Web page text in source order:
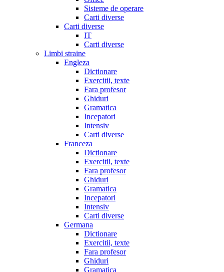
Sisteme de operare
Carti diverse
Carti diverse
IT
Carti diverse
Limbi straine
Engleza
Dictionare
Exercitii, texte
Fara profesor
Ghiduri
Gramatica
Incepatori
Intensiv
Carti diverse
Franceza
Dictionare
Exercitii, texte
Fara profesor
Ghiduri
Gramatica
Incepatori
Intensiv
Carti diverse
Germana
Dictionare
Exercitii, texte
Fara profesor
Ghiduri
Gramatica